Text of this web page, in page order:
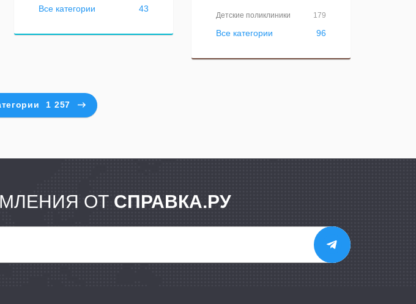
43
Все категории
179
Детские поликлиники
96
Все категории
1 257
ОТ СПРАВКА.РУ